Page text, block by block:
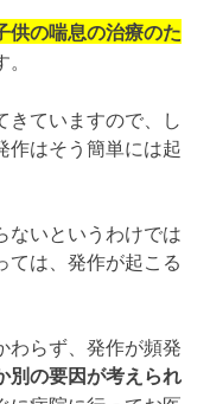
供の喘息の治療のた
きていますので、し
作はそう簡単には起
ないというわけでは
ては、発作が起こる
わらず、発作が頻発
別の要因が考えられ